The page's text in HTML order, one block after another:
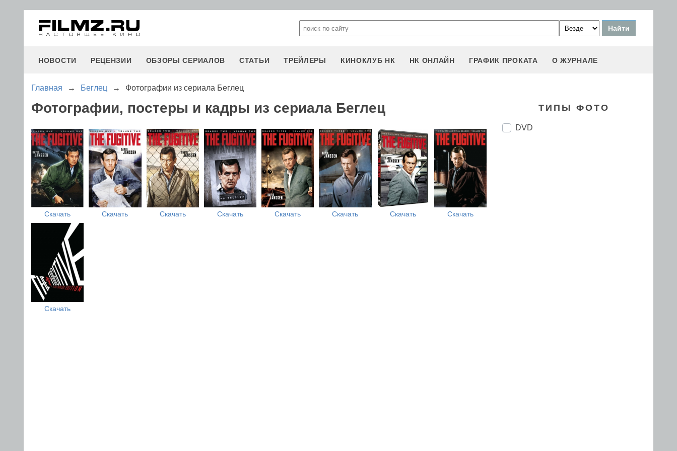
НОВОСТИ РЕЦЕНЗИИ ОБЗОРЫ СЕРИАЛОВ СТАТЬИ ТРЕЙЛЕРЫ КИНОКЛУБ НК НК ОНЛАЙН ГРАФИК ПРОКАТА О ЖУРНАЛЕ
Главная → Беглец → Фотографии из сериала Беглец
Фотографии, постеры и кадры из сериала Беглец
Скачать Скачать Скачать Скачать Скачать Скачать Скачать Скачать
Скачать
ТИПЫ ФОТО
DVD